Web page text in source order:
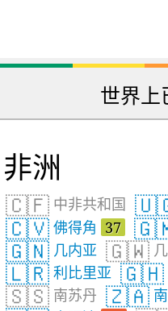
世界上
非洲
🇨🇫 中非共和国
🇨🇻 佛得角 37
🇬🇳 几内亚 🇬🇼
🇱🇷 利比里亚 🇬🇭
🇸🇸 南苏丹 🇿🇦